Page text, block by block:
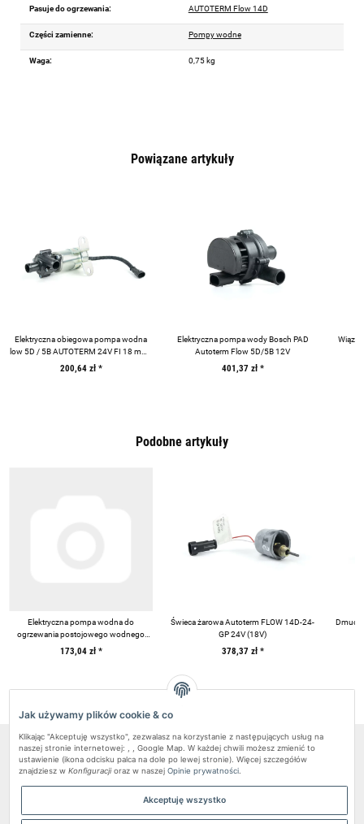
Pasuje do ogrzewania: AUTOTERM Flow 14D
Części zamienne: Pompy wodne
Waga: 0,75 kg
Powiązane artykuły
Elektryczna obiegowa pompa wodna
low 5D / 5B AUTOTERM 24V FI 18 mm |
2763
200,64 zł *
Elektryczna pompa wody Bosch PAD
Autoterm Flow 5D/5B 12V
401,37 zł *
Podobne artykuły
Elektryczna pompa wodna do
ogrzewania postojowego wodnego
173,04 zł *
Świeca żarowa Autoterm FLOW 14D-24-
GP 24V (18V)
378,37 zł *
Pundmann Sp.z o.o.
Informacje
Jak używamy plików cookie & co
Klikając "Akceptuję wszystko", zezwalasz na korzystanie z następujących usług na
naszej stronie internetowej: , , Google Map. W każdej chwili możesz zmienić to
ustawienie (ikona odcisku palca na dole po lewej stronie). Więcej szczegółów
znajdziesz w Konfiguracjioraz w naszej Opinie prywatności
Akceptuję wszystko